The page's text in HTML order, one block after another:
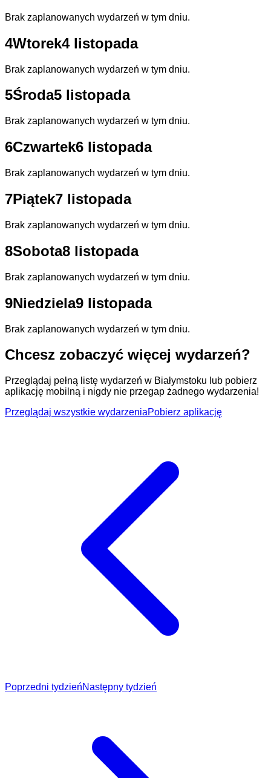
Brak zaplanowanych wydarzeń w tym dniu.
4Wtorek4 listopada
Brak zaplanowanych wydarzeń w tym dniu.
5Środa5 listopada
Brak zaplanowanych wydarzeń w tym dniu.
6Czwartek6 listopada
Brak zaplanowanych wydarzeń w tym dniu.
7Piątek7 listopada
Brak zaplanowanych wydarzeń w tym dniu.
8Sobota8 listopada
Brak zaplanowanych wydarzeń w tym dniu.
9Niedziela9 listopada
Brak zaplanowanych wydarzeń w tym dniu.
Chcesz zobaczyć więcej wydarzeń?
Przeglądaj pełną listę wydarzeń w Białymstoku lub pobierz
aplikację mobilną i nigdy nie przegap żadnego wydarzenia!
Przeglądaj wszystkie wydarzeniaPobierz aplikację
Poprzedni tydzieńNastępny tydzień